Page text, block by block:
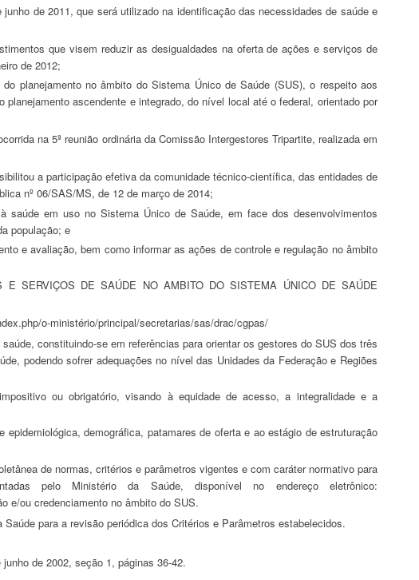
junho de 2011, que será utilizado na identificação das necessidades de saúde e
de 2012;
ascendente e integrado, do nível local até o federal, orientado por
nº 06/SAS/MS, de 12 de março de 2014;
população; e
o-ministério/principal/secretarias/sas/drac/cgpas/
podendo sofrer adequações no nível das Unidades da Federação e Regiões
demográfica, patamares de oferta e ao estágio de estruturação
de normas, critérios e parâmetros vigentes e com caráter normativo para
pelo Ministério da Saúde, disponível no endereço eletrônico:
e/ou credenciamento no âmbito do SUS.
para a revisão periódica dos Critérios e Parâmetros estabelecidos.
de 2002, seção 1, páginas 36-42.